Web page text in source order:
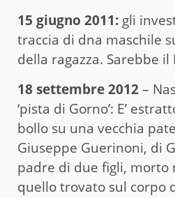
15 giugno 2011: gli
traccia di dna maschile
della ragazza. Sarebbe il
18 settembre 2012–
‘pista di Gorno’: E’
bollo su una vecchia
Giuseppe Guerinoni, di
padre di due figli, morto
quello trovato sul corpo